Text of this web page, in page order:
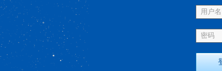
用户
密码